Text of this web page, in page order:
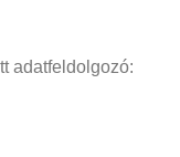
adatfeldolgozó: